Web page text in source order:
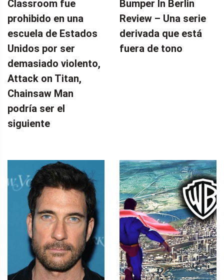
Classroom fue
prohibido en una
escuela de Estados
Unidos por ser
demasiado violento,
Attack on Titan,
Chainsaw Man
podría ser el
siguiente
Bumper In Berlin
Review – Una serie
derivada que está
fuera de tono